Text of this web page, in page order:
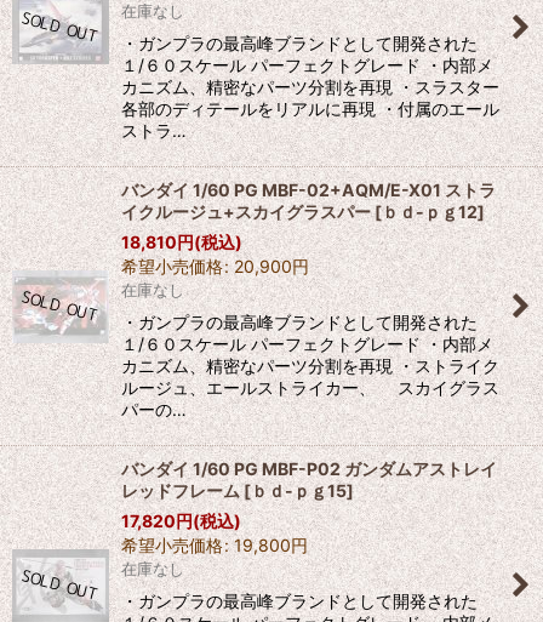
在庫なし
・ガンプラの最高峰ブランドとして開発された
１/６０スケール パーフェクトグレード ・内部メ
カニズム、精密なパーツ分割を再現 ・スラスター
各部のディテールをリアルに再現 ・付属のエール
ストラ…
バンダイ 1/60 PG MBF-02+AQM/E-X01 ストラ
イクルージュ+スカイグラスパー[ｂｄ-ｐｇ12]
18,810円(税込)
希望小売価格: 20,900円
在庫なし
・ガンプラの最高峰ブランドとして開発された
１/６０スケール パーフェクトグレード ・内部メ
カニズム、精密なパーツ分割を再現 ・ストライク
ルージュ、エールストライカー、 スカイグラス
パーの…
バンダイ 1/60 PG MBF-P02 ガンダムアストレイ
レッドフレーム [ｂｄ-ｐｇ15]
17,820円(税込)
希望小売価格: 19,800円
在庫なし
・ガンプラの最高峰ブランドとして開発された